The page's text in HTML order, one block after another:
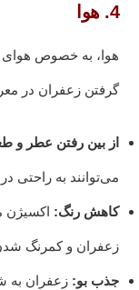
4. هوا
هوا، به خصوص هوای
گرفتن زعفران در
از بین رفتن عطر و
می‌توانند به راحتی
کاهش رنگ: اکسیژن
زعفران و کمرنگ
جذب بو: زعفران به